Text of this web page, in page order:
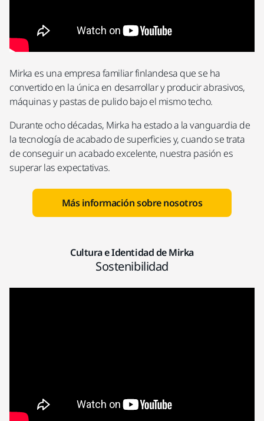
Mirka es una empresa familiar finlandesa que se ha
convertido en la única en desarrollar y producir abrasivos,
máquinas y pastas de pulido bajo el mismo techo.
Durante ocho décadas, Mirka ha estado a la vanguardia de
la tecnología de acabado de superficies y, cuando se trata
de conseguir un acabado excelente, nuestra pasión es
superar las expectativas.
Más información sobre nosotros
Cultura e Identidad de Mirka
Sostenibilidad